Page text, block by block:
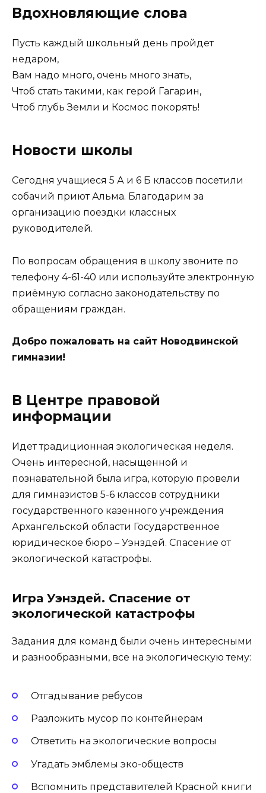
Вдохновляющие слова
Пусть каждый школьный день пройдет
недаром,
Вам надо много, очень много знать,
Чтоб стать такими, как герой Гагарин,
Чтоб глубь Земли и Космос покорять!
Новости школы
Сегодня учащиеся 5 А и 6 Б классов посетили
собачий приют Альма. Благодарим за
организацию поездки классных
руководителей.
По вопросам обращения в школу звоните по
телефону 4-61-40 или используйте электронную
приёмную согласно законодательству по
обращениям граждан.
Добро пожаловать на сайт Новодвинской
гимназии!
В Центре правовой
информации
Идет традиционная экологическая неделя.
Очень интересной, насыщенной и
познавательной была игра, которую провели
для гимназистов 5-6 классов сотрудники
государственного казенного учреждения
Архангельской области Государственное
юридическое бюро – Уэнздей. Спасение от
экологической катастрофы.
Игра Уэнздей. Спасение от
экологической катастрофы
Задания для команд были очень интересными
и разнообразными, все на экологическую тему:
Отгадывание ребусов
Разложить мусор по контейнерам
Ответить на экологические вопросы
Угадать эмблемы эко-обществ
Вспомнить представителей Красной книги